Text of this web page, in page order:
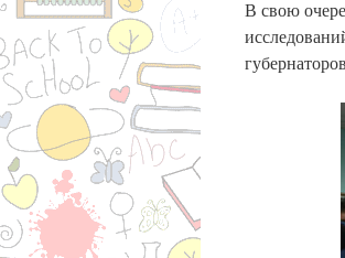
В свою